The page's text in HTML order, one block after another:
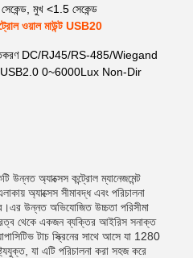
মুখ <1.5 সেকেন্ড
ওয়াল মাউন্ট USB20
DC/RJ45/RS-485/Wiegand
0~6000Lux Non-Dir
উন্নত অ্যাক্সেস কন্ট্রোল ম্যানেজমেন্ট
অ্যাক্সেস সীমাবদ্ধ এবং পরিচালনা
উন্নত অভিযোজিত উচ্চতা পরিসীমা
থেকে একজন ব্যক্তির আইরিস সনাক্ত
টাচ স্ক্রিনের সাথে আসে যা 1280
যা এটি পরিচালনা করা সহজ করে